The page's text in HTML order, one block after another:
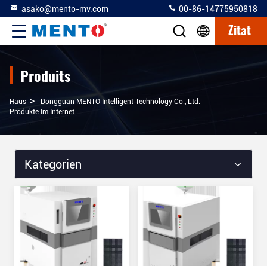
asako@mento-mv.com 00-86-14775950818
Zitat
Produits
Haus >
Dongguan MENTO Intelligent Technology Co., Ltd.
Produkte Im Internet
Kategorien